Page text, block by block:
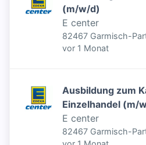
(m/w/d)
E center
82467 Garmisch-
Deutschland
Veröffentlicht
vor 1 Monat
Ausbildung zum
Einzelhandel (m/
E center
82467 Garmisch-
Veröffentlicht